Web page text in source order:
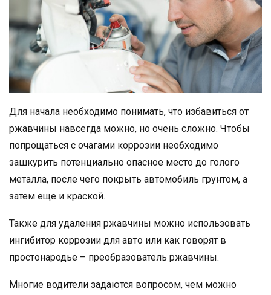
Для начала необходимо понимать, что избавиться от
ржавчины навсегда можно, но очень сложно. Чтобы
попрощаться с очагами коррозии необходимо
зашкурить потенциально опасное место до голого
металла, после чего покрыть автомобиль грунтом, а
затем еще и краской.
Также для удаления ржавчины можно использовать
ингибитор коррозии для авто или как говорят в
простонародье – преобразователь ржавчины.
Многие водители задаются вопросом, чем можно